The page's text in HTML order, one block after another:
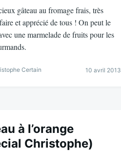
gâteau au fromage frais, très
et apprécié de tous ! On peut le
une marmelade de fruits pour les
Certain 10 avril 2013
à l’orange
Christophe)